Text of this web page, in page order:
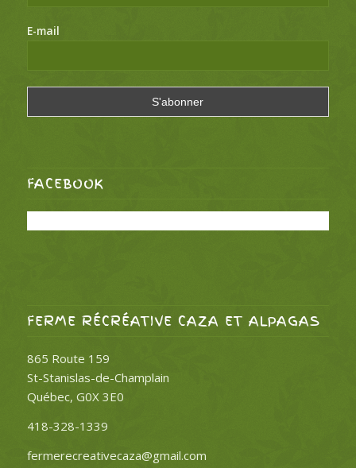
E-mail
FACEBOOK
FERME RÉCRÉATIVE CAZA ET ALPAGAS
865 Route 159
St-Stanislas-de-Champlain
Québec, G0X 3E0
418-328-1339
fermerecreativecaza@gmail.com